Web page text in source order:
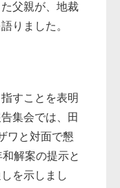
父親が、地裁
りました。
すことを表明
集会では、田
ワと対面で懇
解案の提示と
を示しまし